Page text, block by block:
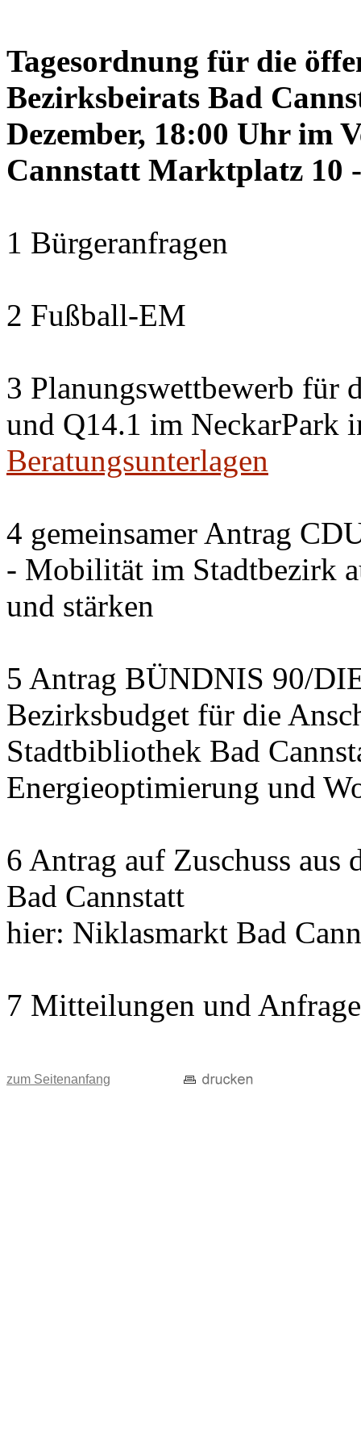
Tagesordnung für die
Bezirksbeirats Bad
Dezember, 18:00 Uhr im
Cannstatt Marktplatz 10
1 Bürgeranfragen
2 Fußball-EM
3 Planungswettbewerb für
und Q14.1 im NeckarPark
Beratungsunterlagen
4 gemeinsamer Antrag
- Mobilität im Stadtbezirk
und stärken
5 Antrag BÜNDNIS 90/
Bezirksbudget für die
Stadtbibliothek Bad
Energieoptimierung und
6 Antrag auf Zuschuss
Bad Cannstatt
hier: Niklasmarkt Bad
7 Mitteilungen und
zum Seitenanfang